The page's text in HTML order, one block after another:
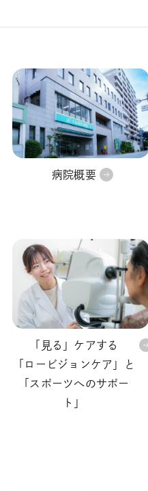
病院概要
「見る」ケアする
「ロービジョンケア」と
「スポーツへのサポー
ト」